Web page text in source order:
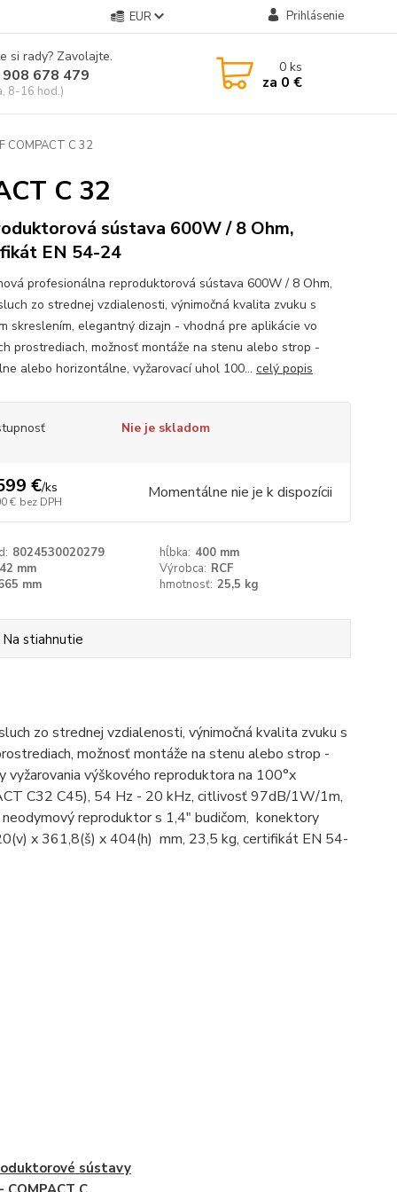
EUR Prihlásenie
si rady? Zavolajte.
678 479
8-16 hod.)
0ks
za 0 €
COMPACT C 32
C 32
sústava 600W / 8 Ohm,
EN 54-24
profesionálna reproduktorová sústava 600W / 8 Ohm,
zo strednej vzdialenosti, výnimočná kvalita zvuku s
skreslením, elegantný dizajn - vhodná pre aplikácie vo
prostrediach, možnosť montáže na stenu alebo strop -
alebo horizontálne, vyžarovací uhol 100... celý popis
Nie je skladom
€/ks
€ bez DPH Momentálne nie je k dispozícii
8024530020279 hĺbka: 400 mm
mm
Výrobca: RCF
mm
hmotnosť: 25,5 kg
Na stiahnutie
zo strednej vzdialenosti, výnimočná kvalita zvuku s
možnosť montáže na stenu alebo strop -
výškového reproduktora na 100°x
C32 C45), 54 Hz - 20 kHz, citlivosť 97dB/1W/1m,
reproduktor s 1,4" budičom, konektory
x 361,8(š) x 404(h) mm, 23,5 kg, certifikát EN 54-
sústavy